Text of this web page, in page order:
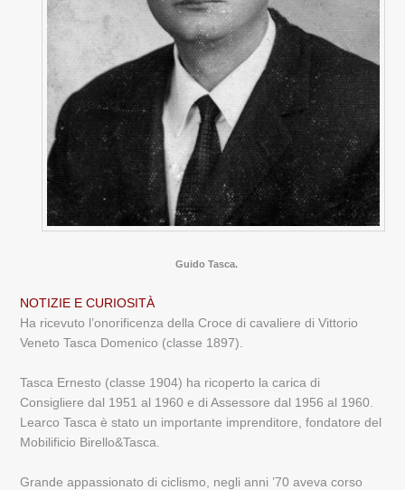
Guido Tasca.
NOTIZIE E CURIOSITÀ
Ha ricevuto l’onorificenza della Croce di cavaliere di Vittorio
Veneto Tasca Domenico (classe 1897).
Tasca Ernesto (classe 1904) ha ricoperto la carica di
Consigliere dal 1951 al 1960 e di Assessore dal 1956 al 1960.
Learco Tasca è stato un importante imprenditore, fondatore del
Mobilificio Birello&Tasca.
Grande appassionato di ciclismo, negli anni ’70 aveva corso